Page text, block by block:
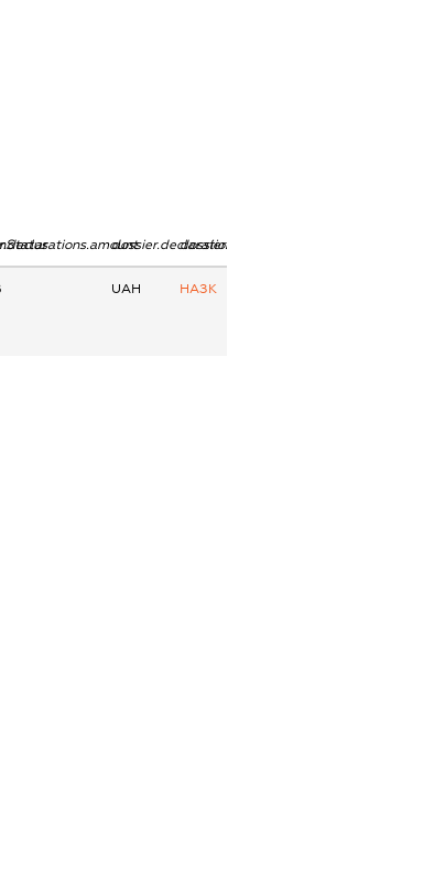
dossier.declarations.currency
dossier.declarations.source
UAH НАЗК